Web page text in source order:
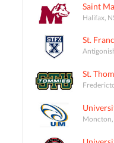
Saint
Halifax,
St.
St.
Moncton,